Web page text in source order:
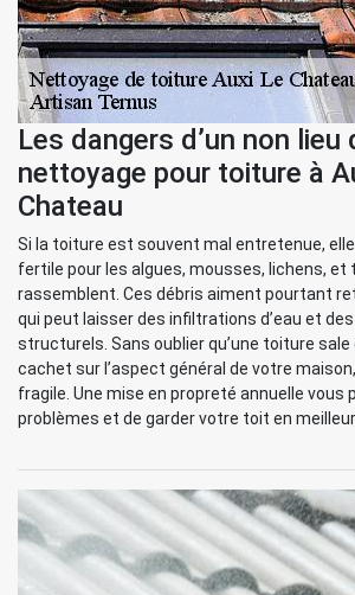
Les dangers d’un non lieu
nettoyage pour toiture à
Chateau
Si la toiture est souvent mal entretenue,
fertile pour les algues, mousses, lichens, et
rassemblent. Ces débris aiment pourtant
qui peut laisser des infiltrations d’eau et
structurels. Sans oublier qu’une toiture sale
cachet sur l’aspect général de votre
fragile. Une mise en propreté annuelle vous
problèmes et de garder votre toit en